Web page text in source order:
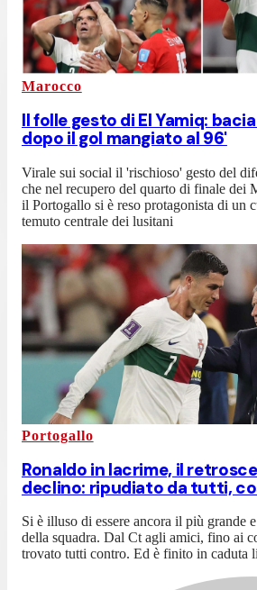
Marocco
Il folle gesto di El Yamiq:
dopo il gol mangiato al 96'
Virale sui social il 'rischioso' gesto del
che nel recupero del quarto di finale dei
il Portogallo si è reso protagonista di un
temuto centrale dei lusitani
Portogallo
Ronaldo in lacrime, il
declino: ripudiato da tutti,
Si è illuso di essere ancora il più grande
della squadra. Dal Ct agli amici, fino ai
trovato tutti contro. Ed è finito in caduta